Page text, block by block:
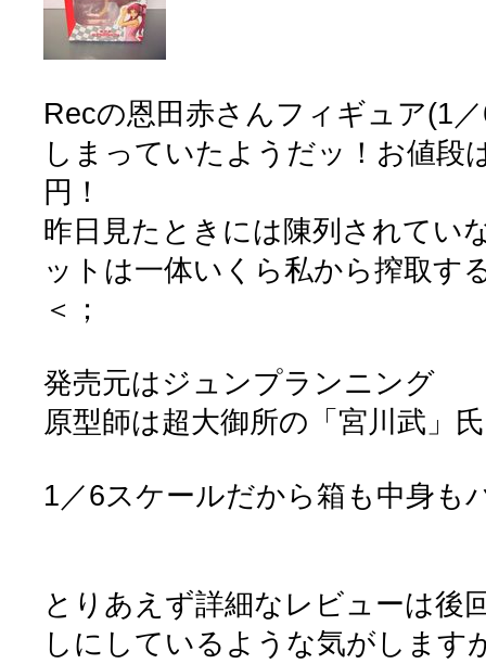
Recの恩田赤さんフィギュア(1
しまっていたようだッ！お値段
円！
昨日見たときには陳列されてい
ットは一体いくら私から搾取す
＜；
発売元はジュンプランニング
原型師は超大御所の「宮川武」
1／6スケールだから箱も中身も
とりあえず詳細なレビューは後
しにしているような気がします